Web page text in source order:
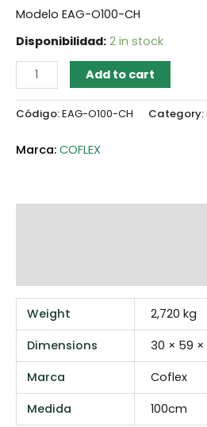
Modelo EAG-O100-CH
Disponibilidad: 2 in stock
Add to cart
Código:EAG-O100-CH Category:
COFLEX
Weight
2,720 kg
Dimensions
30 × 59 ×
Marca
Coflex
Medida
100cm